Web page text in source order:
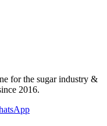
for the sugar industry &
2016.